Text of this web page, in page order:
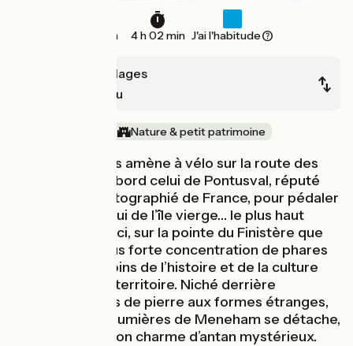
43 km 4 h 02 min J'ai l'habitude
Brignogan-Plages
Plouguerneau
Nature & petit patrimoine
La Littorale vous amène à vélo sur la route des
phares avec d’abord celui de Pontusval, réputé
être le plus photographié de France, pour pédaler
ensuite vers celui de l’île vierge… le plus haut
d’Europe. C’est ici, sur la pointe du Finistère que
l’on trouve la plus forte concentration de phares
au monde, témoins de l’histoire et de la culture
maritime de ce territoire. Niché derrière
d’énormes blocs de pierre aux formes étranges,
le village de chaumières de Meneham se détache,
gardant intact son charme d’antan mystérieux.